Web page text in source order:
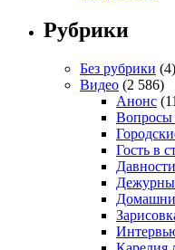
Рубрики
Без рубрики (4)
Видео (2 586)
Анонс
Вопросы
Гость в
Давности